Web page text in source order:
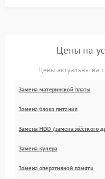
Цены на
Цены актуальны на
Замена материнской платы
Замена блока питания
Замена HDD (замена жёсткого
Замена кулера
Замена оперативной памяти